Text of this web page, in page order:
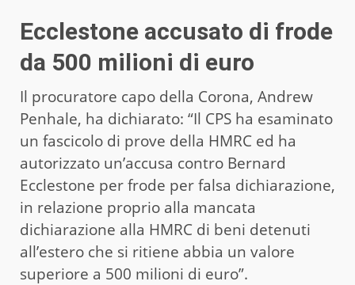
Ecclestone accusato di frode
da 500 milioni di euro
Il procuratore capo della Corona, Andrew
Penhale, ha dichiarato: “Il CPS ha esaminato
un fascicolo di prove della HMRC ed ha
autorizzato un’accusa contro Bernard
Ecclestone per frode per falsa dichiarazione,
in relazione proprio alla mancata
dichiarazione alla HMRC di beni detenuti
all’estero che si ritiene abbia un valore
superiore a 500 milioni di euro”.